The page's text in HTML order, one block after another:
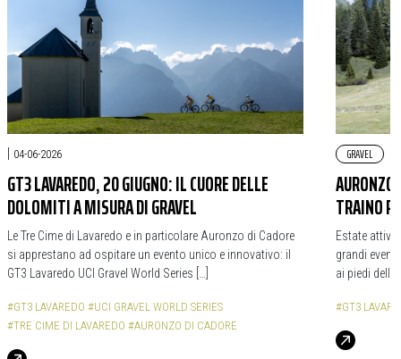
| 04-06-2026
GT3 LAVAREDO, 20 GIUGNO: IL CUORE DELLE
DOLOMITI A MISURA DI GRAVEL
Le Tre Cime di Lavaredo e in particolare Auronzo di Cadore
si apprestano ad ospitare un evento unico e innovativo: il
GT3 Lavaredo UCI Gravel World Series […]
#GT3 LAVAREDO #UCI GRAVEL WORLD SERIES
#TRE CIME DI LAVAREDO #AURONZO DI CADORE
GRAVEL
TRAINO
Estate
grandi
ai piedi delle
#GT3